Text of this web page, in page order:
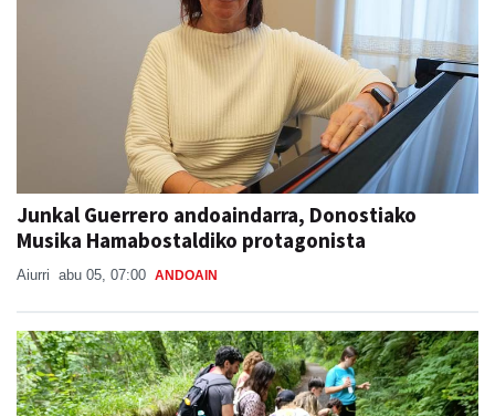
Junkal Guerrero andoaindarra, Donostiako
Musika Hamabostaldiko protagonista
Aiurri abu 05, 07:00 ANDOAIN